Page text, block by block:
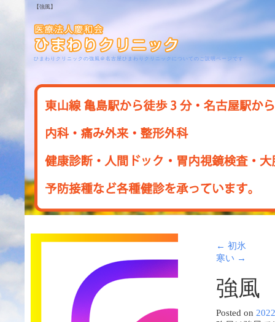
【強風】
ひまわりクリニックの強風＠名古屋ひまわりクリニックについてのご説明ページです
← 初氷
寒い →
強風
Posted on